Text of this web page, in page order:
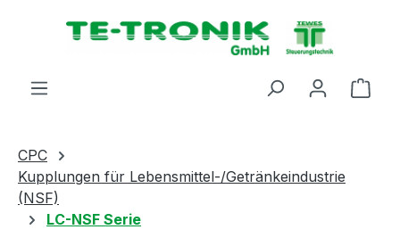
springen
CPC
Kupplungen für Lebensmittel-/Getränkeindustrie
(NSF)
LC-NSF Serie